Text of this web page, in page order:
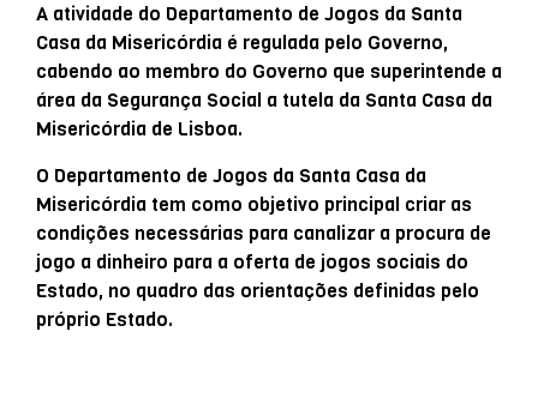
A atividade do Departamento de Jogos da Santa
Casa da Misericórdia é regulada pelo Governo,
cabendo ao membro do Governo que superintende a
área da Segurança Social a tutela da Santa Casa da
Misericórdia de Lisboa.
O Departamento de Jogos da Santa Casa da
Misericórdia tem como objetivo principal criar as
condições necessárias para canalizar a procura de
jogo a dinheiro para a oferta de jogos sociais do
Estado, no quadro das orientações definidas pelo
próprio Estado.